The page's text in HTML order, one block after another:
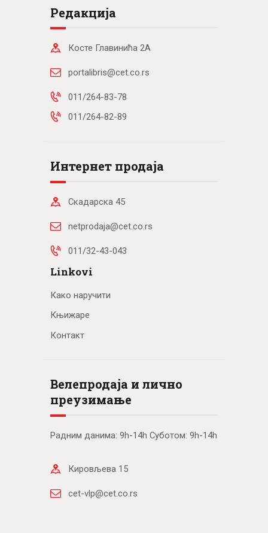
Редакција
Косте Главинића 2А
portalibris@cet.co.rs
011/264-83-78
011/264-82-89
Интернет продаја
Скадарска 45
netprodaja@cet.co.rs
011/32-43-043
Linkovi
Како наручити
Књижаре
Контакт
Велепродаја и лично
преузимање
Радним данима: 9h-14h Суботом: 9h-14h
Кировљева 15
cet-vlp@cet.co.rs